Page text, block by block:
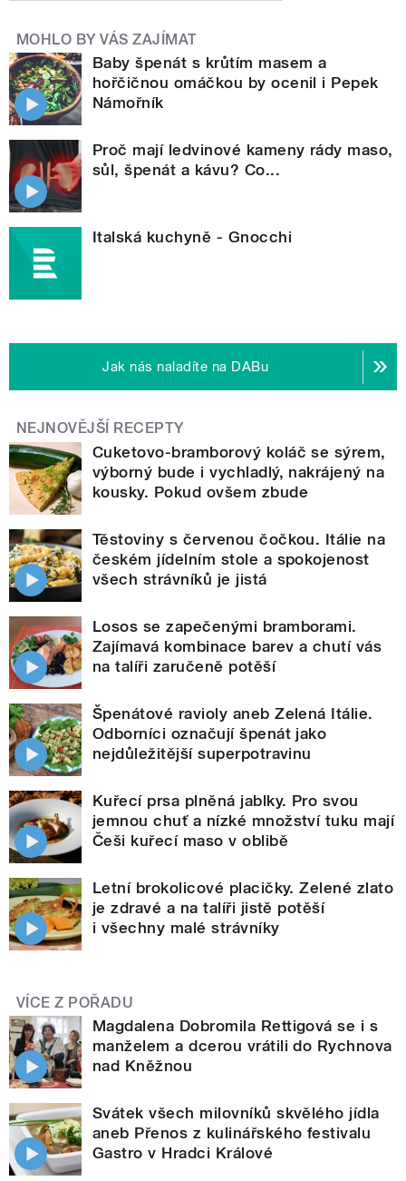
MOHLO BY VÁS ZAJÍMAT
Baby špenát s krůtím masem a
hořčičnou omáčkou by ocenil i Pepek
Námořník
Proč mají ledvinové kameny rády maso,
sůl, špenát a kávu? Co...
Italská kuchyně - Gnocchi
Jak nás naladíte na DABu
NEJNOVĚJŠÍ RECEPTY
Cuketovo-bramborový koláč se sýrem,
výborný bude i vychladlý, nakrájený na
kousky. Pokud ovšem zbude
Těstoviny s červenou čočkou. Itálie na
českém jídelním stole a spokojenost
všech strávníků je jistá
Losos se zapečenými bramborami.
Zajímavá kombinace barev a chutí vás
na talíři zaručeně potěší
Špenátové ravioly aneb Zelená Itálie.
Odborníci označují špenát jako
nejdůležitější superpotravinu
Kuřecí prsa plněná jablky. Pro svou
jemnou chuť a nízké množství tuku mají
Češi kuřecí maso v oblibě
Letní brokolicové placičky. Zelené zlato
je zdravé a na talíři jistě potěší
i všechny malé strávníky
VÍCE Z POŘADU
Magdalena Dobromila Rettigová se i s
manželem a dcerou vrátili do Rychnova
nad Kněžnou
Svátek všech milovníků skvělého jídla
aneb Přenos z kulinářského festivalu
Gastro v Hradci Králové